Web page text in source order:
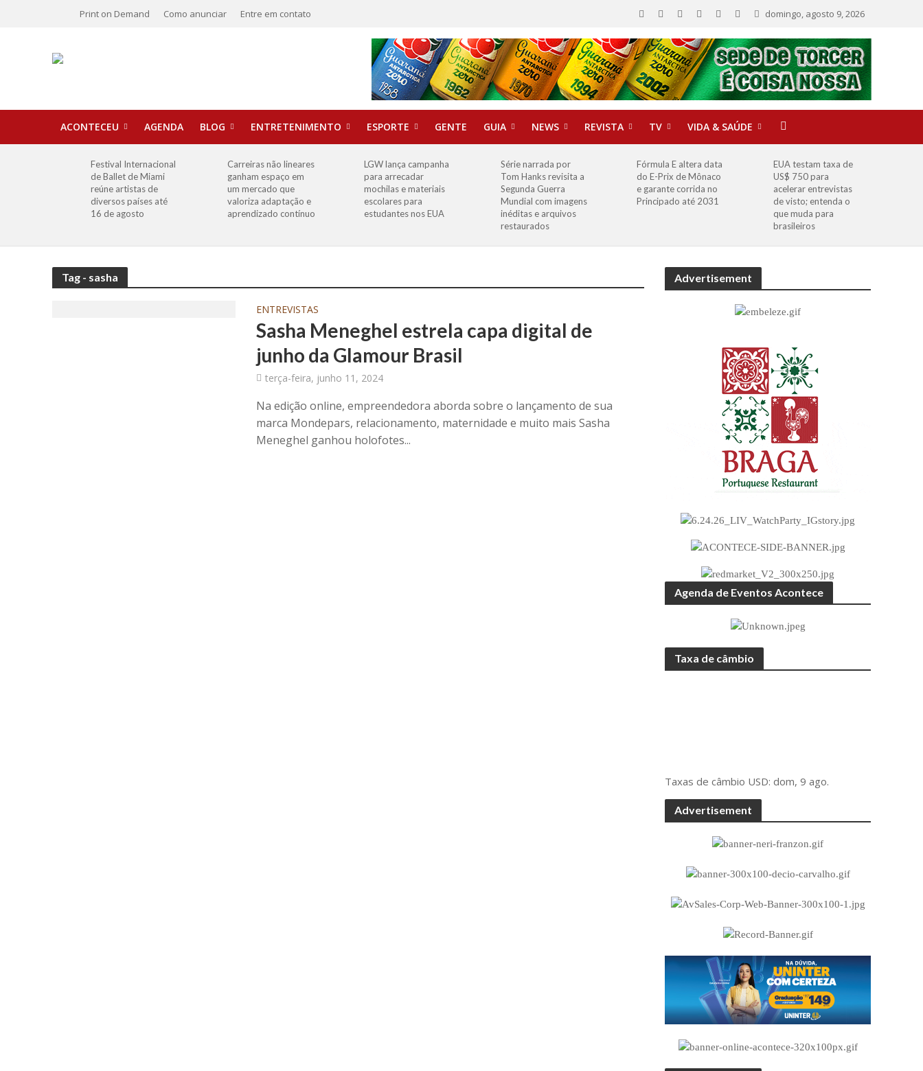
Print on Demand Como anunciar Entre em contato domingo, agosto 9, 2026
ACONTECEU AGENDA BLOG ENTRETENIMENTO ESPORTE GENTE GUIA NEWS REVISTA TV VIDA & SAÚDE
Festival Internacional
de Ballet de Miami
reúne artistas de
diversos países até
16 de agosto
Carreiras não lineares
ganham espaço em
um mercado que
valoriza adaptação e
aprendizado contínuo
LGW lança campanha
para arrecadar
mochilas e materiais
escolares para
estudantes nos EUA
Série narrada por
Tom Hanks revisita a
Segunda Guerra
Mundial com imagens
inéditas e arquivos
restaurados
Fórmula E altera data
do E-Prix de Mônaco
e garante corrida no
Principado até 2031
EUA testam taxa de
US$ 750 para
acelerar entrevistas
de visto; entenda o
que muda para
brasileiros
Tag - sasha
ENTREVISTAS
Sasha Meneghel estrela capa digital de
junho da Glamour Brasil
terça-feira, junho 11, 2024
Na edição online, empreendedora aborda sobre o lançamento de sua
marca Mondepars, relacionamento, maternidade e muito mais Sasha
Meneghel ganhou holofotes...
Advertisement
Agenda de Eventos Acontece
Taxa de câmbio
Taxas de câmbio USD: dom, 9 ago.
Advertisement